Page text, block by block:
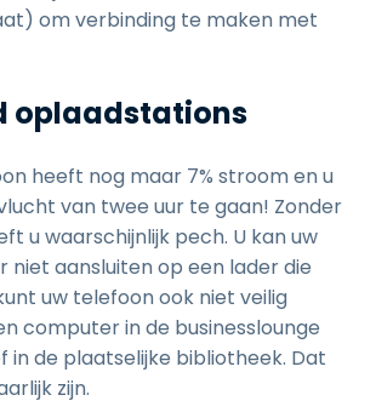
om verbinding te maken met
oplaadstations
heeft nog maar 7% stroom en u
van twee uur te gaan! Zonder
u waarschijnlijk pech. U kan uw
aansluiten op een lader die
uw telefoon ook niet veilig
computer in de businesslounge
in de plaatselijke bibliotheek. Dat
zijn.